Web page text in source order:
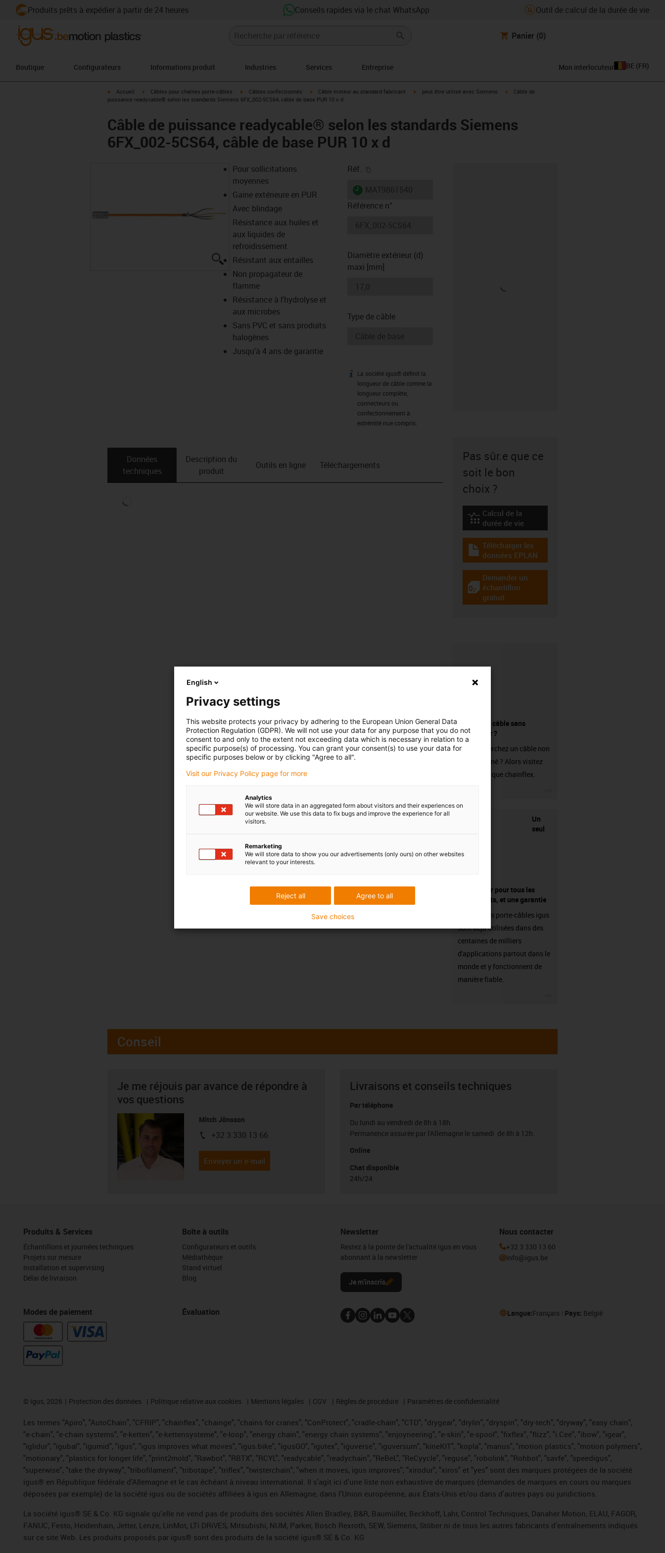
Produits prêts à expédier à partir de 24 heures Conseils rapides via le chat WhatsApp Outil de calcul de la durée de vie
Panier (0)
Boutique Configurateurs Informations produit Industries Services Entreprise Mon interlocuteur BE (FR)
igus-icon-arrow-right
Accueil igus-icon-arrow-right
Câbles pour chaînes porte-câbles igus-icon-arrow-right
Câbles confectionnés igus-icon-arrow-right
Câble moteur au standard fabricant igus-icon-arrow-right
peut être utilisé avec Siemens igus-icon-arrow-right
Câble de
puissance readycable® selon les standards Siemens 6FX_002-5CS64, câble de base PUR 10 x d
Câble de puissance readycable® selon les standards Siemens
6FX_002-5CS64, câble de base PUR 10 x d
igus-icon-lupe
Pour sollicitations
moyennes
Gaine extérieure en PUR
Avec blindage
Résistance aux huiles et
aux liquides de
refroidissement
Résistant aux entailles
Non propagateur de
flamme
Résistance à l'hydrolyse et
aux microbes
Sans PVC et sans produits
halogènes
Jusqu'à 4 ans de garantie
Réf.
igus-icon-lieferzeit
Référence n°
Diamètre extérieur (d)
maxi [mm]
Type de câble
igus-icon-info
La société igus® définit la
longueur de câble comme la
longueur complète,
connecteurs ou
confectionnement à
extrémité nue compris.
Données
techniques
Description du
produit
Outils en ligne Téléchargements
Pas sûr.e que ce
soit le bon
choix ?
igus-icon-lebensdauerrechner
Calcul de la
durée de vie
igus-icon-download-plan
Télécharger les
données EPLAN
igus-icon-gratismuster
Demander un
échantillon
gratuit
Acheter un câble sans
connecteur ?
Vous recherchez un câble non
confectionné ? Alors visitez
notre boutique chainflex.
Un
seul
fournisseur pour tous les
composants, et une garantie
Les chaînes porte-câbles igus
sont déjà utilisées dans des
centaines de milliers
d'applications partout dans le
monde et y fonctionnent de
manière fiable.
Conseil
Je me réjouis par avance de répondre à
vos questions
Mitch Jönsson
igus-icon-phone
+32 3 330 13 66
Envoyer un e-mail
Livraisons et conseils techniques
Par téléphone
Du lundi au vendredi de 8h à 18h.
Permanence assurée par l'Allemagne le samedi de 8h à 12h.
Online
Chat disponible
24h/24
Produits & Services
Échantillons et journées techniques
Projets sur mesure
Installation et supervising
Délai de livraison
Modes de paiement
Boîte à outils
Configurateurs et outils
Médiathèque
Stand virtuel
Blog
Évaluation
Newsletter
Restez à la pointe de l'actualité igus en vous
abonnant à la newsletter
Je m'inscris
Nous contacter
+32 3 330 13 60
info@igus.be
Langue:Français Pays: België
© igus, 2026 Protection des données Politique relative aux cookies Mentions légales CGV Règles de procédure Paramètres de confidentialité
Les termes "Apiro", "AutoChain", "CFRIP", "chainflex", "chainge", "chains for cranes", "ConProtect", "cradle-chain", "CTD", "drygear", "drylin", "dryspin", "dry-tech", "dryway", "easy chain",
"e-chain", "e-chain systems", "e-ketten", "e-kettensysteme", "e-loop", "energy chain", "energy chain systems", "enjoyneering", "e-skin", "e-spool", "fixflex", "flizz", "i.Cee", "ibow", "igear",
"iglidur", "igubal", "igumid", "igus", "igus improves what moves", "igus:bike", "igusGO", "igutex", "iguverse", "iguversum", "kineKIT", "kopla", "manus", "motion plastics", "motion polymers",
"motionary", "plastics for longer life", "print2mold", "Rawbot", "RBTX", "RCYL", "readycable", "readychain", "ReBeL", "ReCyycle", "reguse", "robolink", "Rohbot", "savfe", "speedigus",
"superwise", "take the dryway", "tribofilament", "tribotape", "triflex", "twisterchain", "when it moves, igus improves", "xirodur", "xiros" et "yes" sont des marques protégées de la société
igus® en République fédérale d'Allemagne et le cas échéant à niveau international. Il s'agit ici d'une liste non exhaustive de marques (demandes de marques en cours ou marques
déposées par exemple) de la société igus ou de sociétés affiliées à igus en Allemagne, dans l'Union européenne, aux États-Unis et/ou dans d'autres pays ou juridictions.
La société igus® SE & Co. KG signale qu'elle ne vend pas de produits des sociétés Allen Bradley, B&R, Baumüller, Beckhoff, Lahr, Control Techniques, Danaher Motion, ELAU, FAGOR,
FANUC, Festo, Heidenhain, Jetter, Lenze, LinMot, LTi DRiVES, Mitsubishi, NUM, Parker, Bosch Rexroth, SEW, Siemens, Stöber ni de tous les autres fabricants d'entraînements indiqués
sur ce site Web. Les produits proposés par igus® sont des produits de la société igus® SE & Co. KG
English
Privacy settings
This website protects your privacy by adhering to the European Union General Data
Protection Regulation (GDPR). We will not use your data for any purpose that you do not
consent to and only to the extent not exceeding data which is necessary in relation to a
specific purpose(s) of processing. You can grant your consent(s) to use your data for
specific purposes below or by clicking "Agree to all".
Visit our Privacy Policy page for more
Analytics
We will store data in an aggregated form about visitors and their experiences on
our website. We use this data to fix bugs and improve the experience for all
visitors.
Remarketing
We will store data to show you our advertisements (only ours) on other websites
relevant to your interests.
Agree to all
Reject all
Save choices